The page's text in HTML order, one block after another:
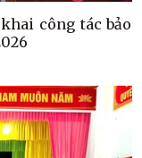
công tác bảo